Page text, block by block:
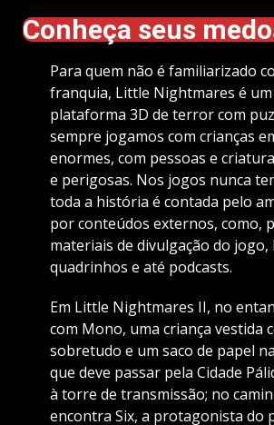
Conheça seus
Para quem não é familiarizado
franquia, Little Nightmares é
plataforma 3D de terror com
sempre jogamos com crianças
enormes, com pessoas e
e perigosas. Nos jogos nunca
toda a história é contada pelo
por conteúdos externos, como,
materiais de divulgação do
quadrinhos e até podcasts.
Em Little Nightmares II, no
com Mono, uma criança vestida
sobretudo e um saco de papel
que deve passar pela Cidade
à torre de transmissão; no
encontra Six, a protagonista do